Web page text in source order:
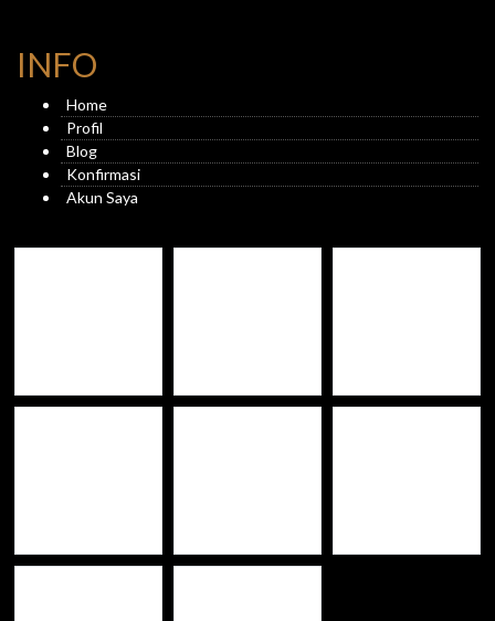
INFO
Home
Profil
Blog
Konfirmasi
Akun Saya